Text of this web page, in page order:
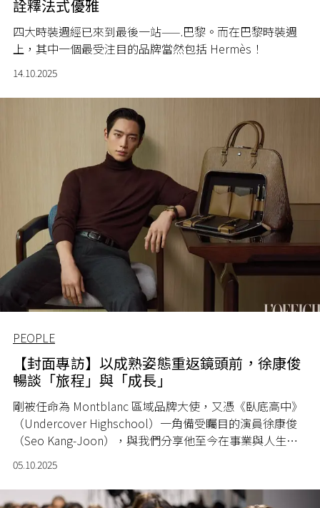
詮釋法式優雅
四大時裝週經已來到最後一站⸺.巴黎。而在巴黎時裝週
上，其中一個最受注目的品牌當然包括 Hermès！
14.10.2025
PEOPLE
【封面專訪】以成熟姿態重返鏡頭前，徐康俊
暢談「旅程」與「成長」
剛被任命為 Montblanc 區域品牌大使，又憑《臥底高中》
（Undercover Highschool）一角備受矚目的演員徐康俊
（Seo Kang-Joon），與我們分享他至今在事業與人生道
路上的點滴旅程。
05.10.2025